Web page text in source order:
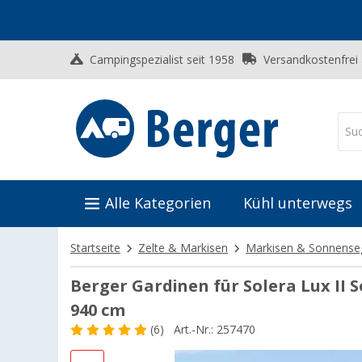
Campingspezialist seit 1958 Versandkostenfrei
Alle Kategorien Kühl unterwegs
Startseite Zelte & Markisen Markisen &
Berger Gardinen für Solera Lux II
940 cm
(6) Art.-Nr.: 257470